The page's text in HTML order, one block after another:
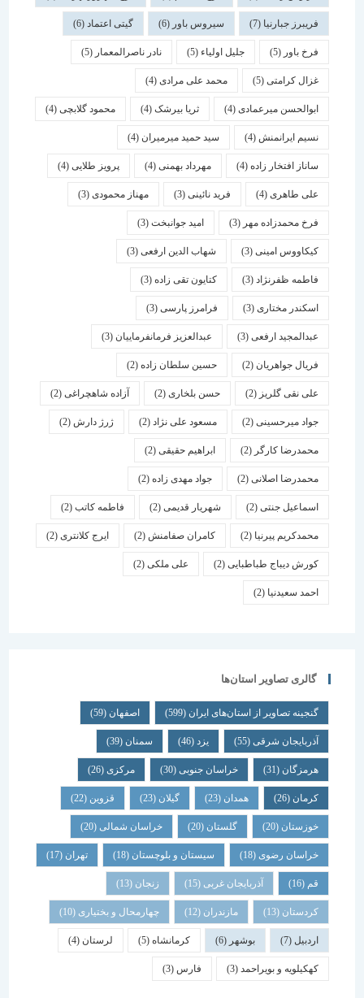
فریبرز جبارنیا(7) سیروس باور(6) گیتی اعتماد(6)
فرخ باور(5) جلیل اولیاء(5) نادر ناصرالمعمار (5)
غزال کرامتی(5) محمد علی مرادی(4)
ابوالحسن میرعمادی(4) ثریا بیرشک(4) محمود گلابچی(4)
نسیم ایرانمنش(4) سید حمید میرمیران(4)
ساناز افتخار زاده(4) مهرداد بهمنی (4) پرویز طلایی(4)
علی طاهری(4) فرید نائینی(3) مهناز محمودی(3)
فرخ محمدزاده مهر(3) امید جوانبخت(3)
کیکاووس امینی(3) شهاب الدین ارفعی(3)
فاطمه ظفرنژاد(3) کتایون تقی زاده(3)
اسكندر مختاری (3) فرامرز پارسی(3)
عبدالمجید ارفعی(3) عبدالعزیز فرمانفرماییان(3)
فریال جواهریان(2) حسین سلطان زاده(2)
علی نقی گلریز(2) حسن بلخاری(2) آزاده شاهچراغی(2)
جواد میرحسینی(2) مسعود علی نژاد(2) ژرژ دارش (2)
محمدرضا کارگر(2) ابراهیم حقیقی(2)
محمدرضا اصلانی(2) جواد مهدی زاده(2)
اسماعیل جنتی(2) شهریار قدیمی(2) فاطمه کاتب(2)
محمدکریم پیرنیا (2) کامران صفامنش(2) ایرج کلانتری (2)
کورش دیباج طباطبایی(2) علی ملکی(2)
احمد سعیدنیا (2)
گالری تصاویر استان‌ها
گنجینه تصاویر از استان‌های ایران(599) اصفهان (59)
آذربایجان شرقی(55) یزد سمنان (39)
هرمزگان(31) خراسان جنوبی(30) مرکزی (26)
همدان گیلان قزوین
خوزستان(20) گلستان (20) خراسان شمالی(20)
خراسان رضوی(18) سیستان و بلوچستان(18) تهران
آذربایجان غربی(15) زنجان
کردستان(13) مازندران(12) چهارمحال و بختیاری (10)
بوشهر کرمانشاه(5) لرستان (4)
کهکیلویه و بویراحمد(3) فارس